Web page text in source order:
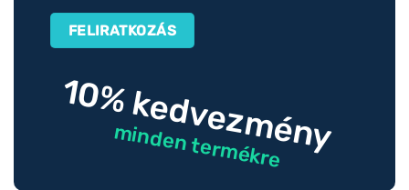
10% kedvezmény
minden termékre